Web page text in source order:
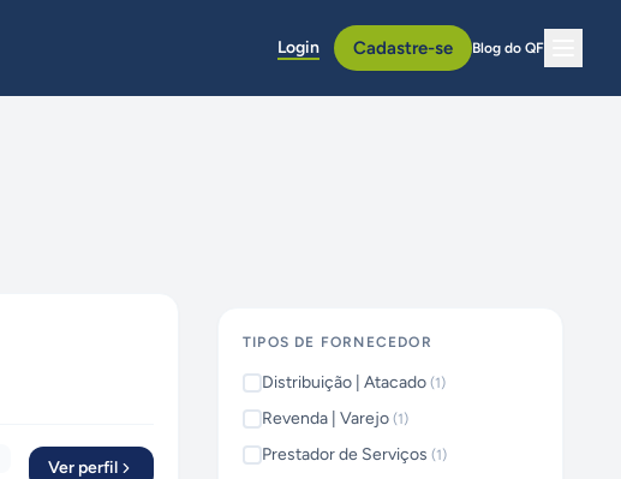
Login Cadastre-se Blog do QF
Ver perfil
TIPOS DE FORNECEDOR
Distribuição | Atacado (1)
Revenda | Varejo (1)
Prestador de Serviços (1)